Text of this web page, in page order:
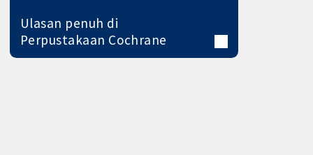
Ulasan penuh di
Perpustakaan Cochrane